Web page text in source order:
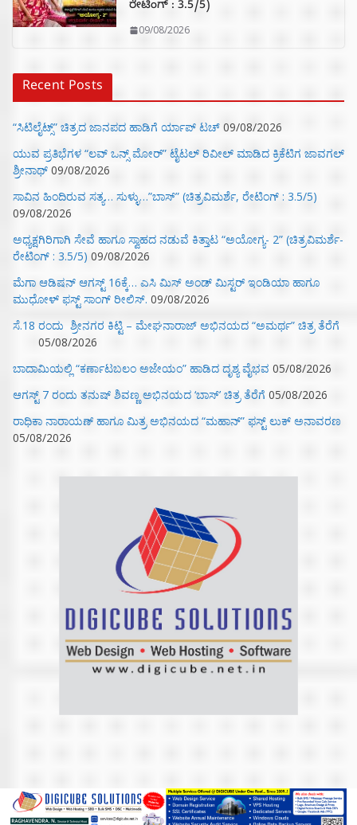
ರೇಟಿಂಗ್ : 3.5/5)
09/08/2026
Recent Posts
“ಸಿಟಿಲೈಟ್ಸ್‌” ಚಿತ್ರದ ಜಾನಪದ ಹಾಡಿಗೆ ರ್ಯಾಪ್‌ ಟಚ್‌ 09/08/2026
ಯುವ ಪ್ರತಿಭೆಗಳ “ಲವ್ ಒನ್ಸ್ ಮೋರ್” ಟೈಟಲ್ ರಿವೀಲ್ ಮಾಡಿದ ಕ್ರಿಕೆಟಿಗ ಜಾವಗಲ್
ಶ್ರೀನಾಥ್ 09/08/2026
ಸಾವಿನ ಹಿಂದಿರುವ ಸತ್ಯ… ಸುಳ್ಳು…”ಬಾಸ್” (ಚಿತ್ರವಿಮರ್ಶೆ, ರೇಟಿಂಗ್ : 3.5/5)
09/08/2026
ಅಧ್ಯಕ್ಷಗಿರಿಗಾಗಿ ಸೇವೆ ಹಾಗೂ ಸ್ವಾಹದ ನಡುವೆ ಕಿತ್ತಾಟ “ಅಯೋಗ್ಯ- 2” (ಚಿತ್ರವಿಮರ್ಶೆ-
ರೇಟಿಂಗ್ : 3.5/5) 09/08/2026
ಮೆಗಾ ಆಡಿಷನ್ ಆಗಸ್ಟ್ 16ಕ್ಕೆ… ಎಸಿ ಮಿಸ್ ಅಂಡ್ ಮಿಸ್ಟರ್ ಇಂಡಿಯಾ ಹಾಗೂ
ಮುಧೋಳ್ ಫಸ್ಟ್ ಸಾಂಗ್ ರೀಲಿಸ್. 09/08/2026
ಸೆ.18 ರಂದು ಶ್ರೀನಗರ ಕಿಟ್ಟಿ – ಮೇಘನಾರಾಜ್ ಅಭಿನಯದ “ಅಮರ್ಥ” ಚಿತ್ರ ತೆರೆಗೆ
05/08/2026
ಬಾದಾಮಿಯಲ್ಲಿ “ಕರ್ಣಾಟಬಲಂ ಅಜೇಯಂ” ಹಾಡಿದ ದೃಶ್ಯ ವೈಭವ 05/08/2026
ಆಗಸ್ಟ್ 7 ರಂದು ತನುಷ್ ಶಿವಣ್ಣ ಅಭಿನಯದ ‘ಬಾಸ್’ ಚಿತ್ರ ತೆರೆಗೆ 05/08/2026
ರಾಧಿಕಾ ನಾರಾಯಣ್ ಹಾಗೂ ಮಿತ್ರ ಅಭಿನಯದ “ಮಹಾನ್” ಫಸ್ಟ್ ಲುಕ್ ಅನಾವರಣ
05/08/2026